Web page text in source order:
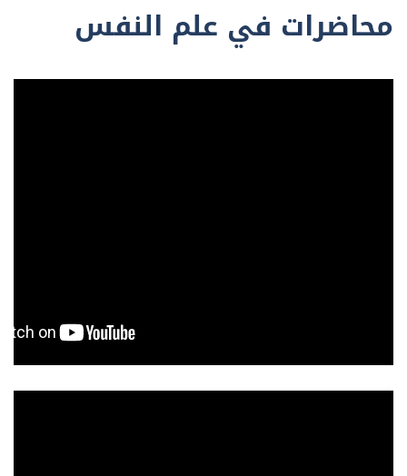
محاضرات في علم النفس